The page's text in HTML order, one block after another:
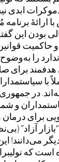
ابدی
ارائهٔ
بودن این
حاکمیت
را
هدفمند برای
با
در
و
برای
آزاد”
می‌دانند!
است که